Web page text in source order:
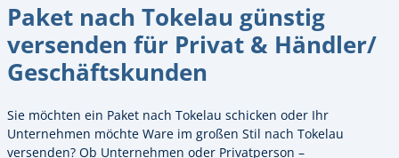
Paket nach Tokelau günstig
versenden für Privat & Händler/
Geschäftskunden
Sie möchten ein Paket nach Tokelau schicken oder Ihr
Unternehmen möchte Ware im großen Stil nach Tokelau
versenden? Ob Unternehmen oder Privatperson –